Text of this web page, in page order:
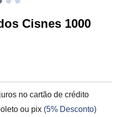
Cisnes 1000
no cartão de crédito
ou pix (5% Desconto)